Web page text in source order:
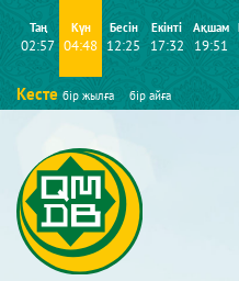
Таң
02:57
Күн
04:48
Бесін
12:25
Екінті
17:32
Ақшам
19:51
Кесте бір жылға бір айға